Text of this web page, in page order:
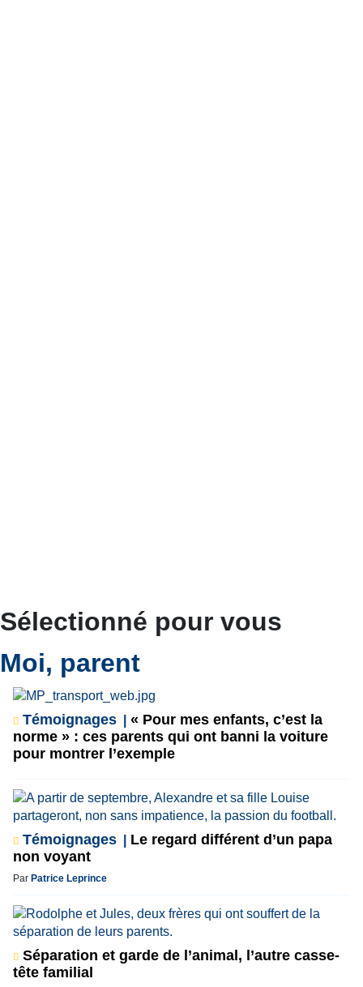
Sélectionné pour vous
Moi, parent
Témoignages
« Pour mes enfants, c’est la
norme » : ces parents qui ont banni la voiture
pour montrer l’exemple
Témoignages
Le regard différent d’un papa
non voyant
Par Patrice Leprince
Séparation et garde de l’animal, l’autre casse-
tête familial